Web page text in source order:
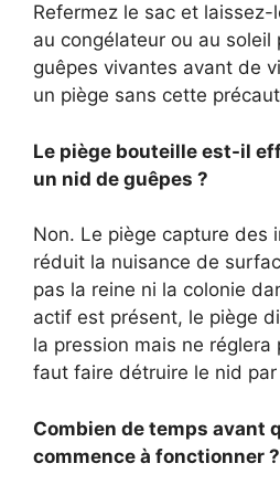
Refermez le sac et laissez-
au congélateur ou au soleil
guêpes vivantes avant de
un piège sans cette
Le piège bouteille est-il
un nid de guêpes ?
Non. Le piège capture des
réduit la nuisance de
pas la reine ni la colonie
actif est présent, le piège
la pression mais ne réglera
faut faire détruire le nid
Combien de temps avant
commence à fonctionner ?